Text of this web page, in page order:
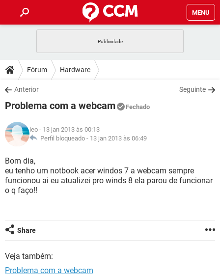
MENU
CELULAR
OUTLOOK
INSTAGRAM GMAIL
GUIA DE COMPRAS
DICAS
JOGOS
INSTAGRAM
DOWNLOADS
JOGOS WHATSAPP
CELULAR
OUTLOOK EXCEL
INSTAGRAM
GUIA DE COMPRAS
JOGOS
OUTLOOK
INSTAGRAM GMAIL
GLOSSÁRIO
JOGOS
CELULAR FACEBOOK
OUTLOOK
GUIA DE COMPRAS
Fórum Hardware
Anterior Seguinte
Problema com a webcam Fechado
leo - 13 jan 2013 às 00:13
Perfil bloqueado - 13 jan 2013 às 06:49
Bom dia,
eu tenho um notbook acer windos 7 a webcam sempre
funcionou ai eu atualizei pro winds 8 ela parou de funcionar
o q faço!!
Share
Veja também:
Problema com a webcam